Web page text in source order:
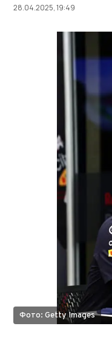
28.04.2025, 19:49
Фото: Getty Images